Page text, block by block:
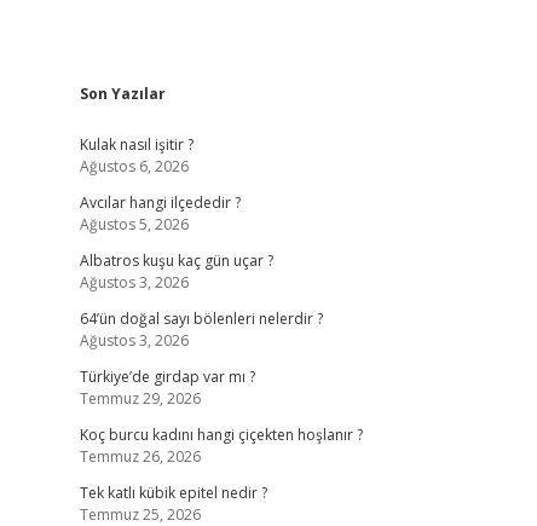
Sidebar
Son Yazılar
Kulak nasıl işitir ?
Ağustos 6, 2026
Avcılar hangi ilçededir ?
Ağustos 5, 2026
Albatros kuşu kaç gün uçar ?
Ağustos 3, 2026
64’ün doğal sayı bölenleri nelerdir ?
Ağustos 3, 2026
Türkiye’de girdap var mı ?
Temmuz 29, 2026
Koç burcu kadını hangi çiçekten hoşlanır ?
Temmuz 26, 2026
Tek katlı kübik epitel nedir ?
Temmuz 25, 2026
elexbet yeni adresi